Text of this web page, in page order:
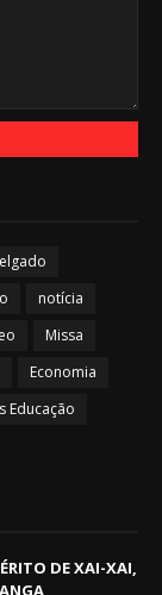
notícia
Missa
Economia
Educação
DE XAI-XAI,